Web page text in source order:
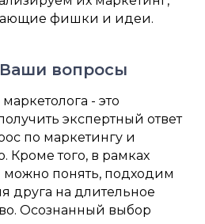
фишки и идеи.
вопросы
- это
экспертный ответ
по маркетингу и
того, в рамках
можно понять, подходим
друга на длительное
Осознанный выбор